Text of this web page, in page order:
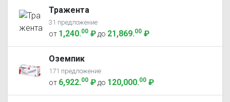
Тражента
31 предложение
от 1,240.00 ₽ до 21,869.00 ₽
Оземпик
171 предложение
от 6,922.00 ₽ до 120,000.00 ₽